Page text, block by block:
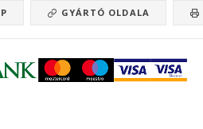
GYÁRTÓ OLDALA